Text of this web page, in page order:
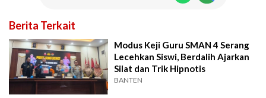
Berita Terkait
Modus Keji Guru SMAN 4 Serang
Lecehkan Siswi, Berdalih Ajarkan
Silat dan Trik Hipnotis
BANTEN